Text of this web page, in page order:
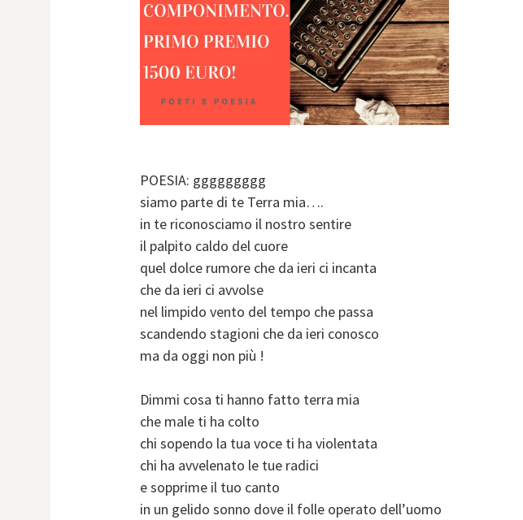
POESIA: ggggggggg
siamo parte di te Terra mia….
in te riconosciamo il nostro sentire
il palpito caldo del cuore
quel dolce rumore che da ieri ci incanta
che da ieri ci avvolse
nel limpido vento del tempo che passa
scandendo stagioni che da ieri conosco
ma da oggi non più !
Dimmi cosa ti hanno fatto terra mia
che male ti ha colto
chi sopendo la tua voce ti ha violentata
chi ha avvelenato le tue radici
e sopprime il tuo canto
in un gelido sonno dove il folle operato dell’uomo